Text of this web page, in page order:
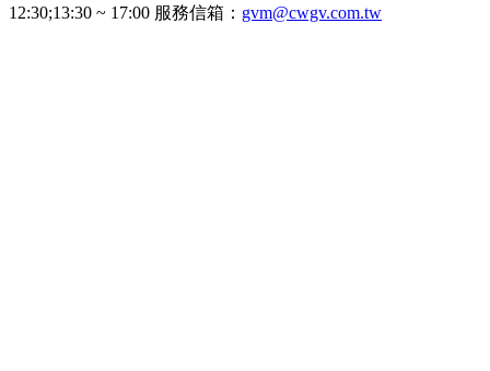
12:30;13:30 ~ 17:00 服務信箱： gvm@cwgv.com.tw